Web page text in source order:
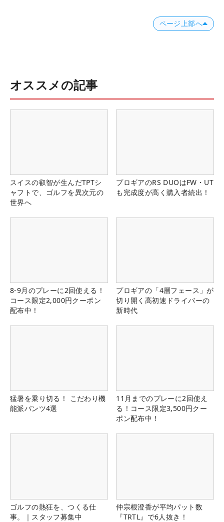
ページ上部へ
オススメの記事
スイスの叡智が生んだTPTシ
ャフトで、ゴルフを異次元の
世界へ
プロギアのRS DUOはFW・UT
も完成度が高く購入者続出！
8-9月のプレーに2回使える！
コース限定2,000円クーポン
配布中！
プロギアの「4層フェース」が
切り開く高初速ドライバーの
新時代
猛暑を乗り切る！ こだわり機
能派パンツ4選
11月までのプレーに2回使え
る！コース限定3,500円クー
ポン配布中！
ゴルフの熱狂を、つくる仕
事。｜スタッフ募集中
仲宗根澄香が平均パット数
『TRTL』で6人抜き！